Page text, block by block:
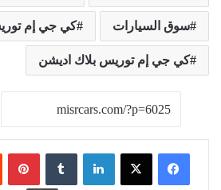
سوق السيارات كي جي إم
كي جي إم توريس بلاك اديشن
لينكدإن ‏Tumblr
طباعة